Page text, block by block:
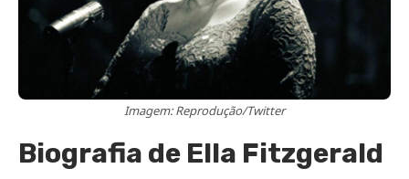
Imagem: Reprodução/Twitter
Biografia de Ella Fitzgerald